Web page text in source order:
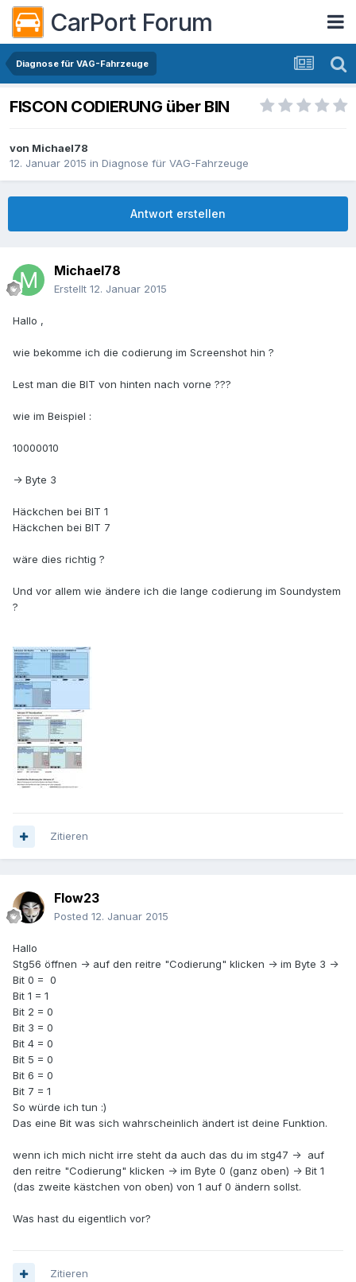
CarPort Forum
Diagnose für VAG-Fahrzeuge
FISCON CODIERUNG über BIN
von Michael78
12. Januar 2015 in Diagnose für VAG-Fahrzeuge
Antwort erstellen
Michael78
Erstellt 12. Januar 2015
Hallo ,
wie bekomme ich die codierung im Screenshot hin ?
Lest man die BIT von hinten nach vorne ???
wie im Beispiel :
10000010
-> Byte 3
Häckchen bei BIT 1
Häckchen bei BIT 7
wäre dies richtig ?
Und vor allem wie ändere ich die lange codierung im Soundystem
?
Zitieren
Flow23
Posted 12. Januar 2015
Hallo
Stg56 öffnen -> auf den reitre "Codierung" klicken -> im Byte 3 ->
Bit 0 = 0
Bit 1 = 1
Bit 2 = 0
Bit 3 = 0
Bit 4 = 0
Bit 5 = 0
Bit 6 = 0
Bit 7 = 1
So würde ich tun :)
Das eine Bit was sich wahrscheinlich ändert ist deine Funktion.
wenn ich mich nicht irre steht da auch das du im stg47 -> auf
den reitre "Codierung" klicken -> im Byte 0 (ganz oben) -> Bit 1
(das zweite kästchen von oben) von 1 auf 0 ändern sollst.
Was hast du eigentlich vor?
Zitieren